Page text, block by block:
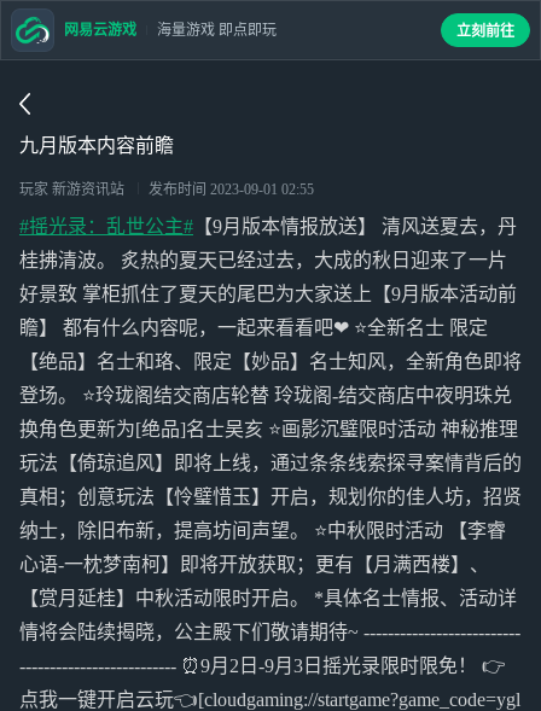
九月版本内容前瞻
玩家 新游资讯站 发布时间 2023-09-01 02:55
#摇光录：乱世公主# 【9月版本情报放送】 清风送夏去，丹
桂拂清波。 炙热的夏天已经过去，大成的秋日迎来了一片
好景致 掌柜抓住了夏天的尾巴为大家送上【9月版本活动前
瞻】 都有什么内容呢，一起来看看吧❤ ⭐全新名士 限定
【绝品】名士和珞、限定【妙品】名士知风，全新角色即将
登场。 ⭐玲珑阁结交商店轮替 玲珑阁-结交商店中夜明珠兑
换角色更新为[绝品]名士吴亥 ⭐画影沉璧限时活动 神秘推理
玩法【倚琼追风】即将上线，通过条条线索探寻案情背后的
真相；创意玩法【怜璧惜玉】开启，规划你的佳人坊，招贤
纳士，除旧布新，提高坊间声望。 ⭐中秋限时活动 【李睿
心语-一枕梦南柯】即将开放获取；更有【月满西楼】、
【赏月延桂】中秋活动限时开启。 *具体名士情报、活动详
情将会陆续揭晓，公主殿下们敬请期待~ --------------------------
-------------------------- ⏰9月2日-9月3日摇光录限时限免！ 👉
点我一键开启云玩👈[cloudgaming://startgame?game_code=ygl
网易云游戏 海量游戏 即点即玩 立刻前往